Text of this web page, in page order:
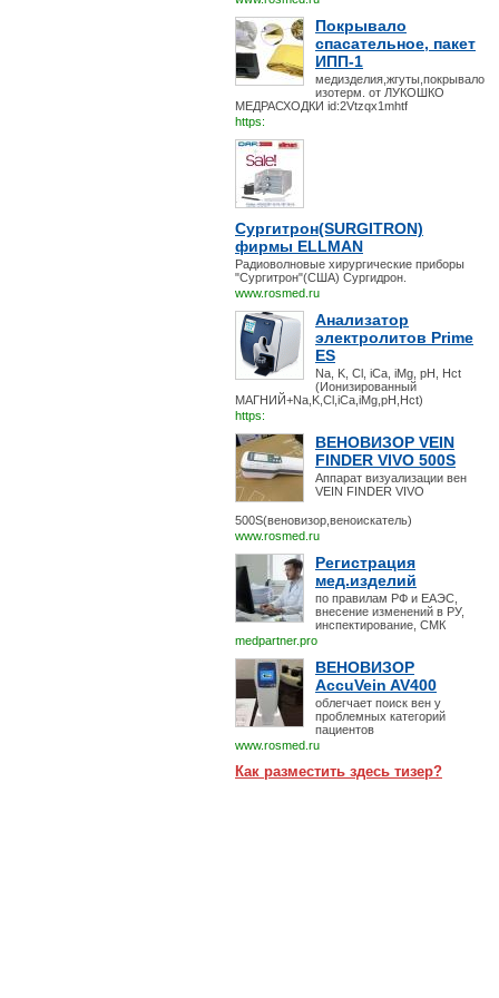
Покрывало
спасательное, пакет
ИПП-1
медизделия,жгуты,покрывало
изотерм. от ЛУКОШКО
МЕДРАСХОДКИ id:2Vtzqx1mhtf
https:
Сургитрон(SURGITRON)
фирмы ELLMAN
Радиоволновые хирургические приборы
"Сургитрон"(США) Сургидрон.
www.rosmed.ru
Анализатор
электролитов Prime
ES
Na, K, Cl, iCa, iMg, pH, Hct
(Ионизированный
МАГНИЙ+Na,K,Cl,iCa,iMg,pH,Hct)
https:
ВЕНОВИЗОР VEIN
FINDER VIVO 500S
Аппарат визуализации вен
VEIN FINDER VIVO
500S(веновизор,веноискатель)
www.rosmed.ru
Регистрация
мед.изделий
по правилам РФ и ЕАЭС,
внесение изменений в РУ,
инспектирование, СМК
medpartner.pro
ВЕНОВИЗОР
AccuVein AV400
облегчает поиск вен у
проблемных категорий
пациентов
www.rosmed.ru
Как разместить здесь тизер?